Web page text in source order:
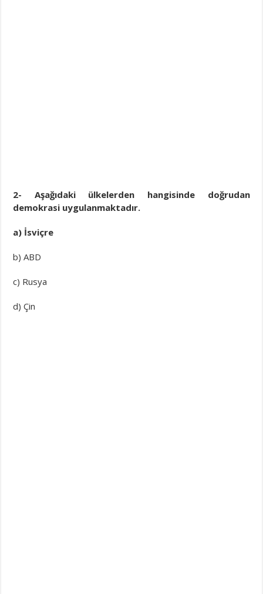
2- Aşağıdaki ülkelerden hangisinde doğrudan
demokrasi uygulanmaktadır.
a) İsviçre
b) ABD
c) Rusya
d) Çin